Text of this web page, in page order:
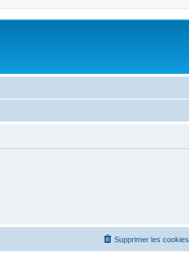
Supprimer les cookies